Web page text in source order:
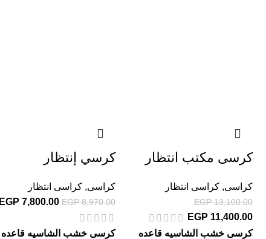
كرسى مكتب انتظار
كراسى, كراسى انتظار
EGP13,100.00
EGP 11,400.00
كرسى خشب الشاسيه قاعده
كرسي إنتظار
كراسى, كراسى انتظار
EGP8,970.00
EGP 7,800.00
كرسى خشب الشاسيه قاعده